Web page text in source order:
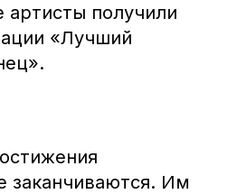
артисты получили
«Лучший
заканчиваются. Им